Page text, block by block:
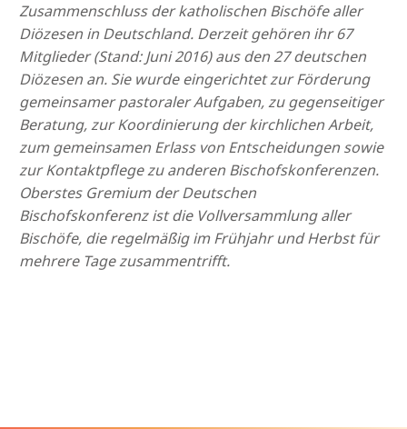
Zusammenschluss der katholischen Bischöfe aller
Diözesen in Deutschland. Derzeit gehören ihr 67
Mitglieder (Stand: Juni 2016) aus den 27 deutschen
Diözesen an. Sie wurde eingerichtet zur Förderung
gemeinsamer pastoraler Aufgaben, zu gegenseitiger
Beratung, zur Koordinierung der kirchlichen Arbeit,
zum gemeinsamen Erlass von Entscheidungen sowie
zur Kontaktpflege zu anderen Bischofskonferenzen.
Oberstes Gremium der Deutschen
Bischofskonferenz ist die Vollversammlung aller
Bischöfe, die regelmäßig im Frühjahr und Herbst für
mehrere Tage zusammentrifft.